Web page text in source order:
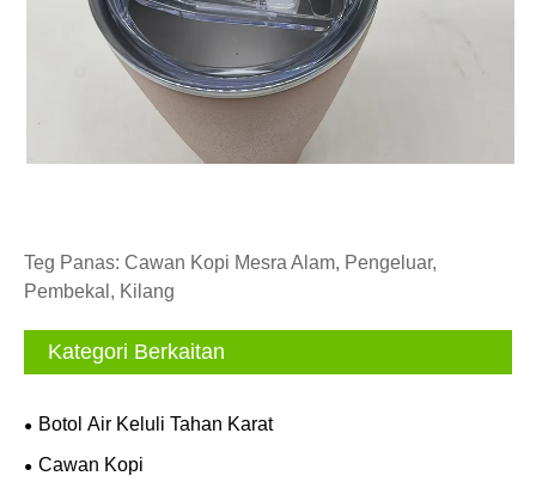
Teg Panas: Cawan Kopi Mesra Alam, Pengeluar,
Pembekal, Kilang
Kategori Berkaitan
Botol Air Keluli Tahan Karat
Cawan Kopi